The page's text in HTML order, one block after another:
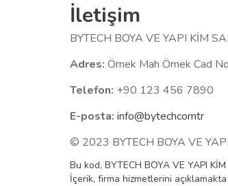
İletişim
BYTECH BOYA VE YAPI KİM
Adres: Örnek Mah Örnek Cad
Telefon: +90 123 456 7890
E-posta: info@bytechcomtr
© 2023 BYTECH BOYA VE YAPI
Bu kod, BYTECH BOYA VE YAPI
İçerik, firma hizmetlerini